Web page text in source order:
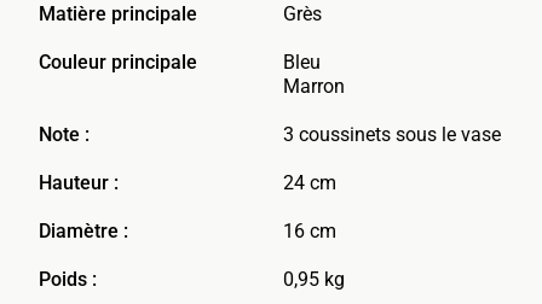
Matière principale Grès
Couleur principale
Bleu
Marron
Note : 3 coussinets sous le vase
Hauteur : 24 cm
Diamètre : 16 cm
Poids : 0,95 kg